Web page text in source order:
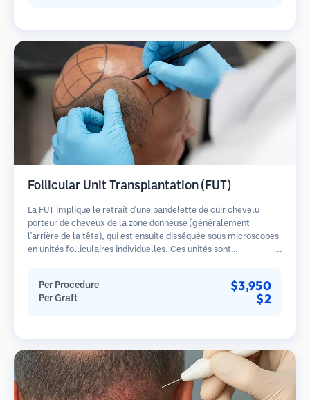
Follicular Unit Transplantation (FUT)
La FUT implique le retrait d'une bandelette de cuir chevelu
porteur de cheveux de la zone donneuse (généralement
l'arrière de la tête), qui est ensuite disséquée sous microscopes
en unités folliculaires individuelles. Ces unités sont
une cicatrice linéaire.
Per Procedure $3,950
Per Graft $2